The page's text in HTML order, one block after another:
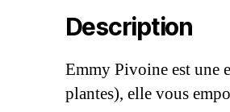
Description
Emmy Pivoine est une
plantes), elle vous